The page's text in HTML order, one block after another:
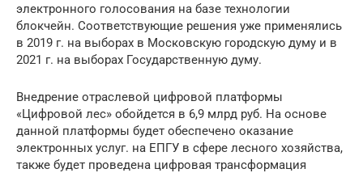
электронного голосования на базе технологии
блокчейн. Соответствующие решения уже применялись
в 2019 г. на выборах в Московскую городскую думу и в
2021 г. на выборах Государственную думу.
Внедрение отраслевой цифровой платформы
«Цифровой лес» обойдется в 6,9 млрд руб. На основе
данной платформы будет обеспечено оказание
электронных услуг. на ЕПГУ в сфере лесного хозяйства,
также будет проведена цифровая трансформация